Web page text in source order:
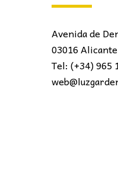
Avenida de
03016
Tel: (+34) 965